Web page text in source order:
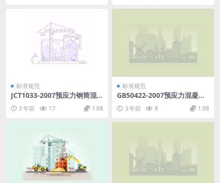
标准规范
JCT1033-2007预应力钢筒混
3 年前 17 1.98
标准规范
GB50422-2007预应力混凝土
3 年前 8 1.98